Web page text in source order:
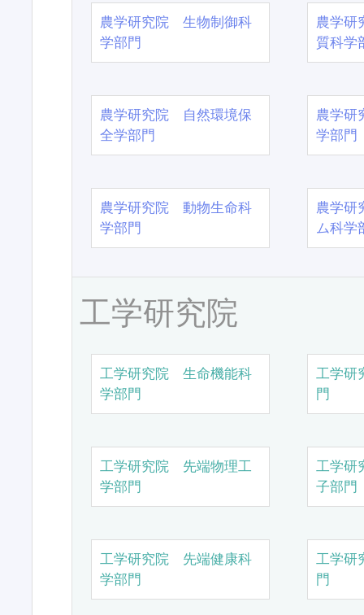
農学研究院 生物制御科
学部門
農学
質科学
農学研究院 自然環境保
全学部門
農学
学部門
農学研究院 動物生命科
学部門
農学
ム科学
工学研究院
工学研究院 生命機能科
学部門
工学研
門
工学研究院 先端物理工
学部門
工学研
子部門
工学研究院 先端健康科
学部門
工学研
門